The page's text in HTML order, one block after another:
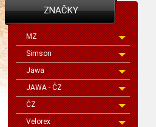
ZNAČKY
MZ
Simson
Jawa
JAWA - ČZ
ČZ
Velorex